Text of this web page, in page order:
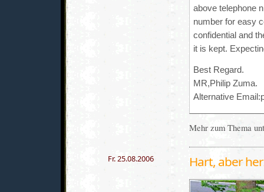
above telephone
number for easy
confidential and
it is kept.
Best Regard.
MR,Philip Zuma.
Alternative
Mehr zum Thema
Fr. 25.08.2006 Hart, aber